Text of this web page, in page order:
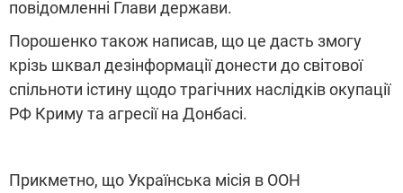
повідомленні Глави держави.
Порошенко також написав, що це дасть змогу
крізь шквал дезінформації донести до світової
спільноти істину щодо трагічних наслідків окупації
РФ Криму та агресії на Донбасі.
Прикметно, що Українська місія в ООН